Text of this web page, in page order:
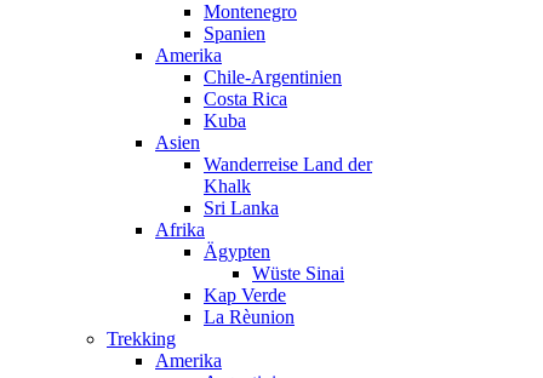
Montenegro
Spanien
Amerika
Chile-Argentinien
Costa Rica
Kuba
Asien
Wanderreise Land der
Khalk
Sri Lanka
Afrika
Ägypten
Wüste Sinai
Kap Verde
La Rèunion
Trekking
Amerika